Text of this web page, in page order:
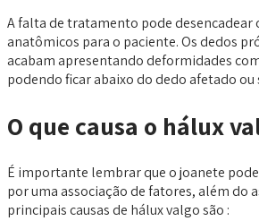
A falta de tratamento pode
anatômicos para o paciente. Os dedos
acabam apresentando deformidades
podendo ficar abaixo do dedo afetado
O que causa o hálux
É importante lembrar que o joanete
por uma associação de fatores, além do
principais causas de hálux valgo são :